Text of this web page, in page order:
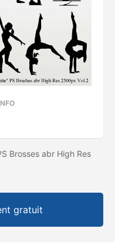
Brosses abr High Res
gratuit